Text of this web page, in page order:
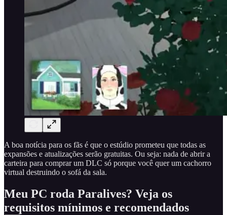
A boa notícia para os fãs é que o estúdio prometeu que todas as
expansões e atualizações serão gratuitas. Ou seja: nada de abrir a
carteira para comprar um DLC só porque você quer um cachorro
virtual destruindo o sofá da sala.
Meu PC roda Paralives? Veja os
requisitos mínimos e recomendados